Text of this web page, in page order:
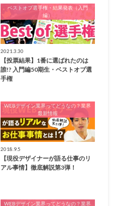
ベストオブ選手権・結果発表（入門
編）
2021.3.30
【投票結果】1番に選ばれたのは
誰!? 入門編50期生・ベストオブ選
手権
WEBデザイン業界ってどうなの？業界
最新情報
2018.9.5
【現役デザイナーが語る仕事のリ
アル事情】徹底解説第3弾！
WEBデザイン業界ってどうなの？業界